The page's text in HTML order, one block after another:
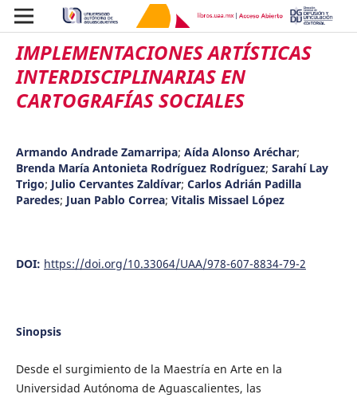
IMPLEMENTACIONES ARTÍSTICAS
INTERDISCIPLINARIAS EN
CARTOGRAFÍAS SOCIALES
Armando Andrade Zamarripa; Aída Alonso Aréchar;
Brenda María Antonieta Rodríguez Rodríguez; Sarahí Lay
Trigo; Julio Cervantes Zaldívar; Carlos Adrián Padilla
Paredes; Juan Pablo Correa; Vitalis Missael López
DOI: https://doi.org/10.33064/UAA/978-607-8834-79-2
Sinopsis
Desde el surgimiento de la Maestría en Arte en la
Universidad Autónoma de Aguascalientes, las